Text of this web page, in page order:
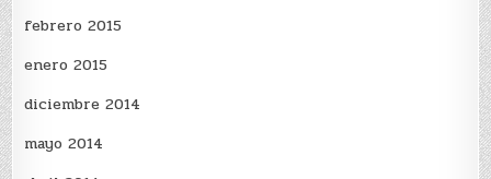
febrero 2015
enero 2015
diciembre 2014
mayo 2014